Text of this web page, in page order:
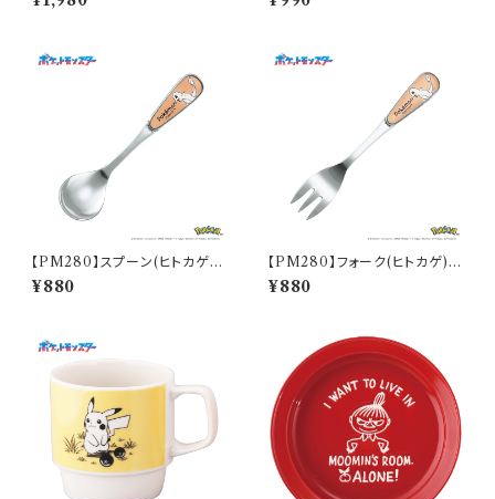
【PM280】スプーン(ヒトカゲ)
【Daily Sketch】PM282-850
¥880
【PM280】フォーク(ヒトカゲ)
【Daily Sketch】PM282-851
¥880